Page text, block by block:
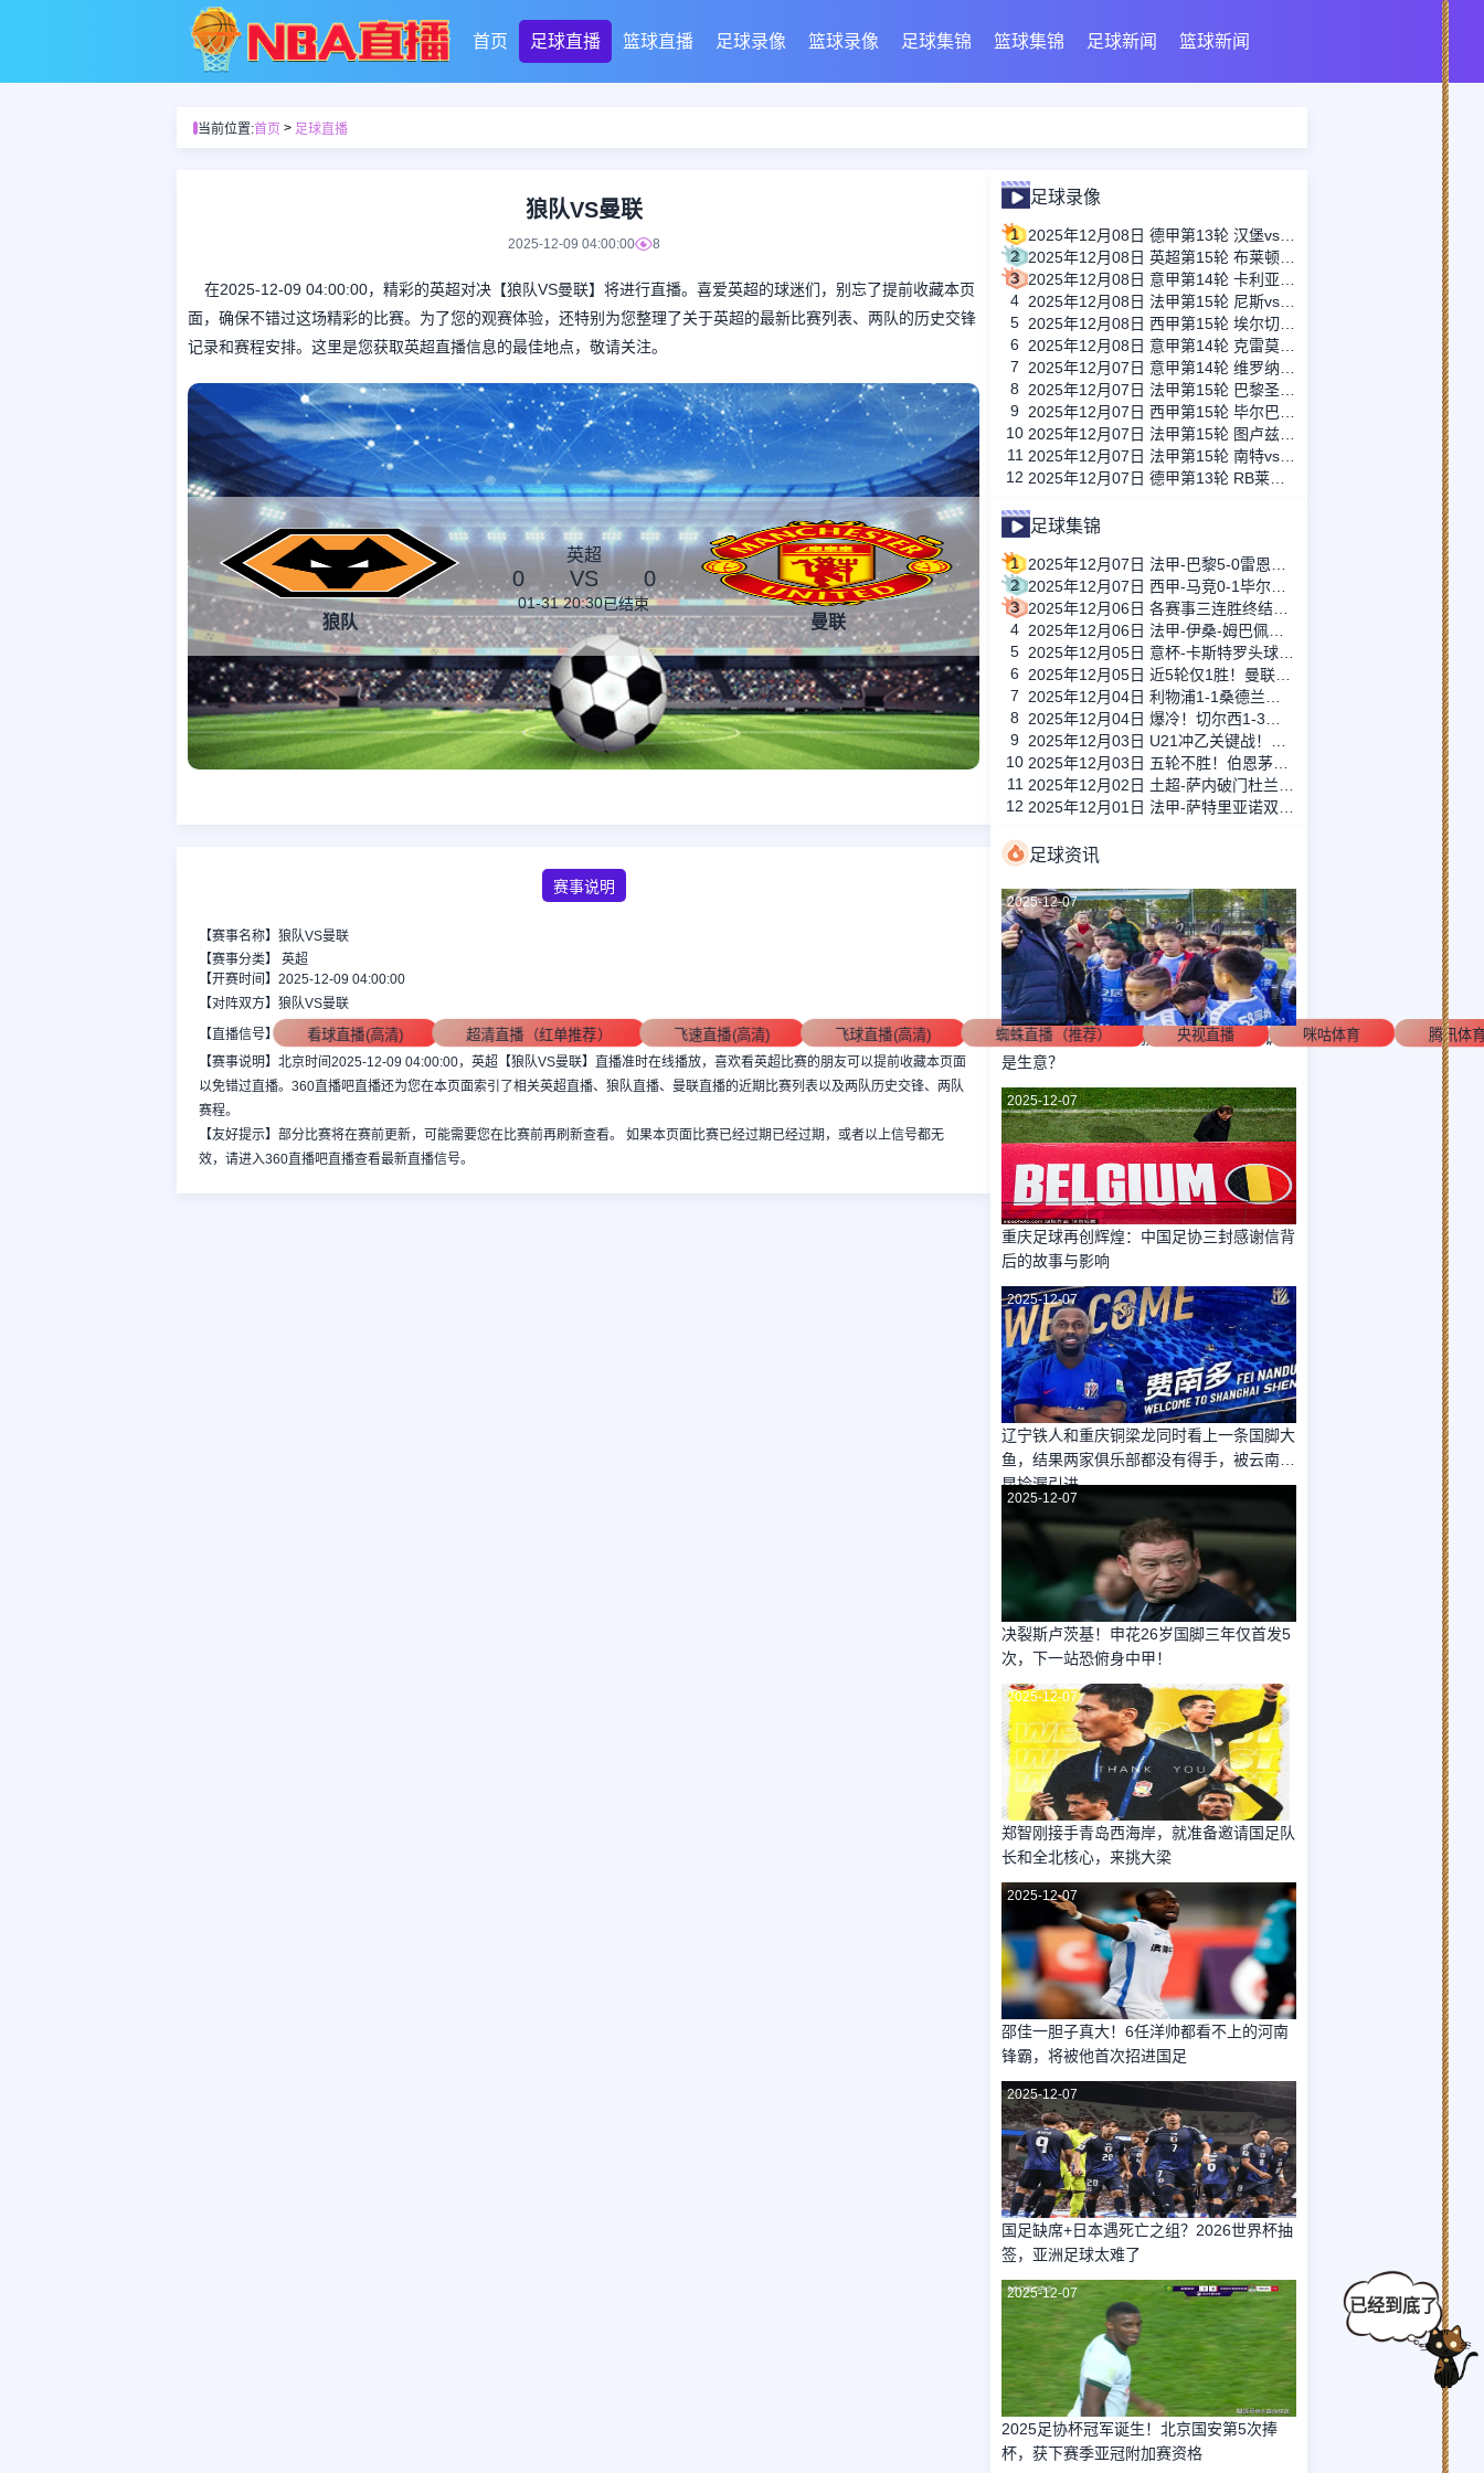
首页 足球直播 篮球直播 足球录像 篮球录像 足球集锦 篮球集锦 足球新闻 篮球新闻
当前位置:首页 > 足球直播
狼队VS曼联
2025-12-09 04:00:00 8
在2025-12-09 04:00:00，精彩的英超对决【狼队VS曼联】将进行直播。喜爱英超的球迷们，别忘了提前收藏本页
面，确保不错过这场精彩的比赛。为了您的观赛体验，还特别为您整理了关于英超的最新比赛列表、两队的历史交锋
记录和赛程安排。这里是您获取英超直播信息的最佳地点，敬请关注。
狼队
英超
0 VS 0
01-31 20:30已结束
曼联
赛事说明
【赛事名称】狼队VS曼联
【赛事分类】 英超
【开赛时间】2025-12-09 04:00:00
【对阵双方】狼队VS曼联
【直播信号】
看球直播(高清) 超清直播（红单推荐） 飞速直播(高清) 飞球直播(高清) 蜘蛛直播（推荐） 央视直播 咪咕体育 腾讯体
【赛事说明】北京时间2025-12-09 04:00:00，英超【狼队VS曼联】直播准时在线播放，喜欢看英超比赛的朋友可以提前收藏本页面
以免错过直播。360直播吧直播还为您在本页面索引了相关英超直播、狼队直播、曼联直播的近期比赛列表以及两队历史交锋、两队
赛程。
【友好提示】部分比赛将在赛前更新，可能需要您在比赛前再刷新查看。 如果本页面比赛已经过期已经过期，或者以上信号都无
效，请进入360直播吧直播查看最新直播信号。
足球录像
1
2
3
4
5
6
7
8
9
10
11
12
足球集锦
1
2
3
4
5
6
7
8
9
10
11
12
足球资讯
2025-12-07
前国脚炮轰董路：用孩子赚黑心钱，青训还
是生意？
2025-12-07
重庆足球再创辉煌：中国足协三封感谢信背
后的故事与影响
2025-12-07
辽宁铁人和重庆铜梁龙同时看上一条国脚大
鱼，结果两家俱乐部都没有得手，被云南玉
昆捡漏引进
2025-12-07
决裂斯卢茨基！申花26岁国脚三年仅首发5
次，下一站恐俯身中甲！
2025-12-07
郑智刚接手青岛西海岸，就准备邀请国足队
长和全北核心，来挑大梁
2025-12-07
邵佳一胆子真大！6任洋帅都看不上的河南
锋霸，将被他首次招进国足
2025-12-07
国足缺席+日本遇死亡之组？2026世界杯抽
签，亚洲足球太难了
2025-12-07
2025足协杯冠军诞生！北京国安第5次捧
杯，获下赛季亚冠附加赛资格